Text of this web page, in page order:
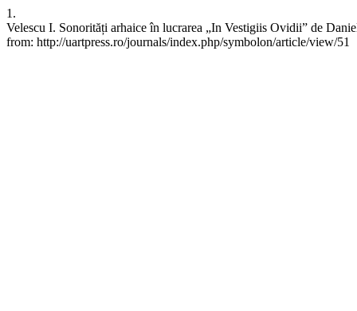
1.
Velescu I. Sonorități arhaice în lucrarea „In Vestigiis Ovidii” de
from: http://uartpress.ro/journals/index.php/symbolon/article/view/51